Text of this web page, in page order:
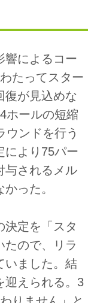
響によるコー
たってスター
復が見込めな
ホールの短縮
ウンドを行う
により75パー
与されるメル
った。
決定を「スタ
たので、リラ
いました。結
迎えられる。3